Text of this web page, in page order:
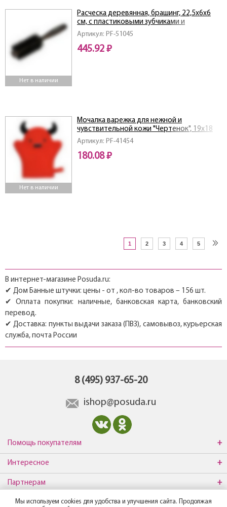
Нет в наличии
Артикул: PF-51045
Расческа деревянная, брашинг, 22,5х6х6
см, с пластиковыми зубчиками и
натуральной щетиной
445.92 ₽
Нет в наличии
Артикул: PF-41454
Мочалка варежка для нежной и
чувствительной кожи "Чертенок", 19х18
см, soft
180.08 ₽
1 2 3 4 5
В интернет-магазине Posuda.ru:
✔ Дом Банные штучки: цены - от , кол-во товаров – 156 шт.
✔ Оплата покупки: наличные, банковская карта, банковский
перевод.
✔ Доставка: пункты выдачи заказа (ПВЗ), самовывоз, курьерская
служба, почта России
8 (495) 937-65-20
ishop@posuda.ru
Помощь покупателям
Интересное
Партнерам
О компании
Мы используем cookies для удобства и улучшения сайта. Продолжая